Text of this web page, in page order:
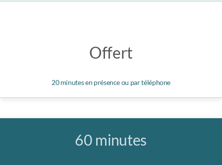
Offert
20 minutes en présence ou par téléphone
60 minutes